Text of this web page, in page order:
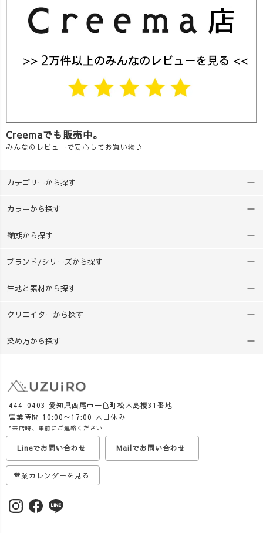
Creemaでも販売中。
みんなのレビューで安心してお買い物♪
カテゴリーから探す
カラーから探す
納期から探す
ブランド/シリーズから探す
生地と素材から探す
クリエイターから探す
染め方から探す
444-0403 愛知県西尾市一色町松木島榎31番地
営業時間 10:00〜17:00 木日休み
*来店時、事前にご連絡ください
Lineでお問い合わせ Mailでお問い合わせ
営業カレンダーを見る